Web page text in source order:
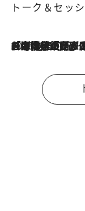
トーク＆セッ
2026.8.3
「今後値上げがあるとすれば…」「リスクがあるのは今年の冬」エネルギー専門家が語る、ホルムズ海峡封鎖が家庭にもたらす“ある心配”